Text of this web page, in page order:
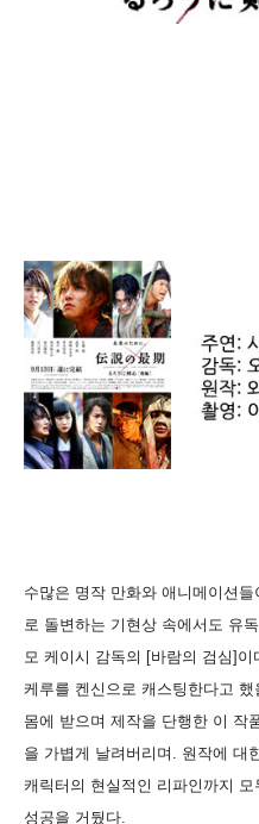
수많은 명작 만화와 애니메이션
로 돌변하는 기현상 속에서도 유
모 케이시 감독의 [바람의 검심]
케루를 켄신으로 캐스팅한다고
몸에 받으며 제작을 단행한 이 작
을 가볍게 날려버리며. 원작에 대
캐릭터의 현실적인 리파인까지
성공을 거뒀다.